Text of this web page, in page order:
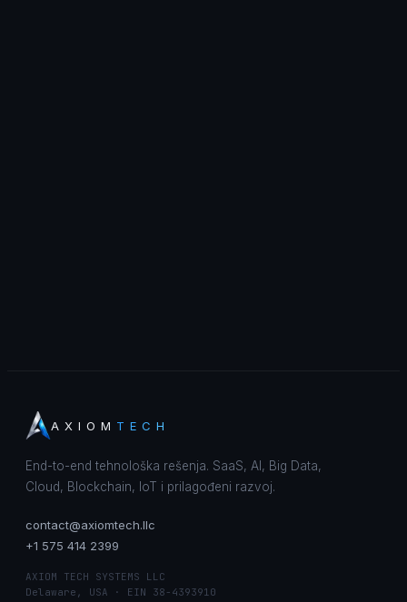
AXIOM TECH
End-to-end tehnološka rešenja. SaaS, AI, Big Data,
Cloud, Blockchain, IoT i prilagođeni razvoj.
contact@axiomtech.llc
+1 575 414 2399
AXIOM TECH SYSTEMS LLC
Delaware, USA · EIN 38-4393910